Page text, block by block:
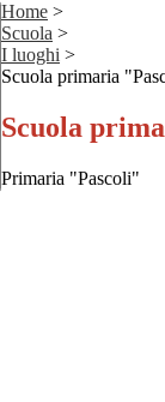
Home >
Scuola >
I luoghi >
Scuola primaria
Scuola
Primaria "Pascoli"